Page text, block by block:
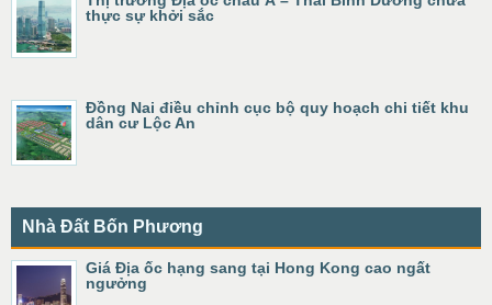
thực sự khởi sắc
Đồng Nai điều chỉnh cục bộ quy hoạch chi tiết khu
dân cư Lộc An
Nhà Đất Bốn Phương
Giá Địa ốc hạng sang tại Hong Kong cao ngất
ngưởng